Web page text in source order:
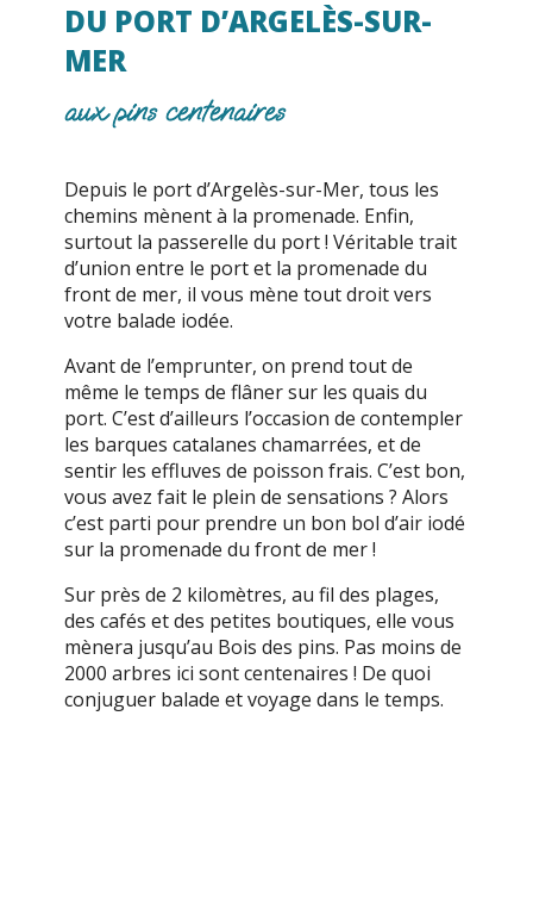
DU PORT D’ARGELÈS-SUR-
MER
aux pins centenaires
Depuis le port d’Argelès-sur-Mer, tous les
chemins mènent à la promenade. Enfin,
surtout la passerelle du port ! Véritable trait
d’union entre le port et la promenade du
front de mer, il vous mène tout droit vers
votre balade iodée.
Avant de l’emprunter, on prend tout de
même le temps de flâner sur les quais du
port. C’est d’ailleurs l’occasion de contempler
les barques catalanes chamarrées, et de
sentir les effluves de poisson frais. C’est bon,
vous avez fait le plein de sensations ? Alors
c’est parti pour prendre un bon bol d’air iodé
sur la promenade du front de mer !
Sur près de 2 kilomètres, au fil des plages,
des cafés et des petites boutiques, elle vous
mènera jusqu’au Bois des pins. Pas moins de
2000 arbres ici sont centenaires ! De quoi
conjuguer balade et voyage dans le temps.